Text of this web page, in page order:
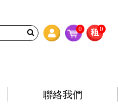
0 0
聯絡我們